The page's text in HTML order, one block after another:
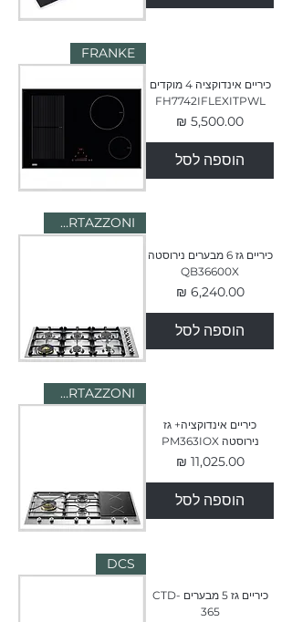
FRANKE
כיריים אינדוקציה 4 מוקדים
FH7742IFLEXITPWL
מחיר
הוספה לסל
BERTAZZONI
כיריים גז 6 מבערים נירוסטה
QB36600X
מחיר‏6,240.00 ‏₪
הוספה לסל
BERTAZZONI
כיריים אינדוקציה+ גז
נירוסטה PM363IOX
מחיר‏11,025.00 ‏₪
הוספה לסל
DCS
כיריים גז 5 מבערים CTD-
365